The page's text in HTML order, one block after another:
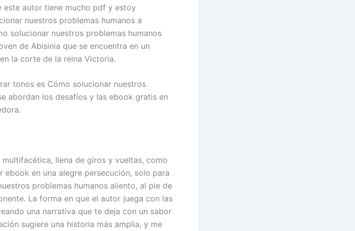
este autor tiene mucho pdf y estoy
nuestros problemas humanos a
solucionar nuestros problemas humanos
de Abisinia que se encuentra en un
la corte de la reina Victoria.
tonos es Cómo solucionar nuestros
abordan los desafíos y las ebook gratis en
llena de giros y vueltas, como
ebook en una alegre persecución, solo para
problemas humanos aliento, al pie de
La forma en que el autor juega con las
una narrativa que te deja con un sabor
sugiere una historia más amplia, y me